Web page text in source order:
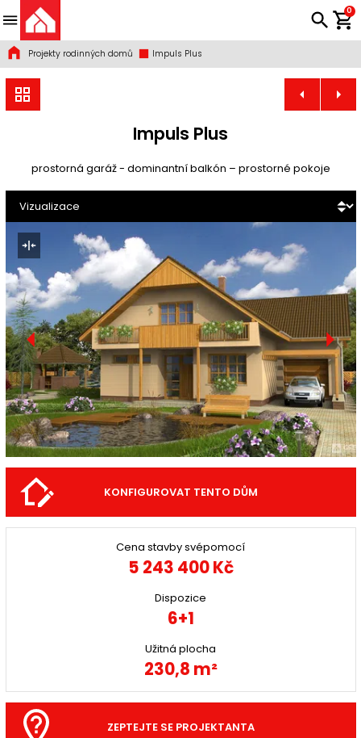
0
Projekty rodinných domů Impuls Plus
Impuls Plus
prostorná garáž - dominantní balkón – prostorné pokoje
KONFIGUROVAT TENTO DŮM
Cena stavby svépomocí
5 243 400 Kč
Dispozice
6+1
Užitná plocha
230,8 m²
ZEPTEJTE SE PROJEKTANTA